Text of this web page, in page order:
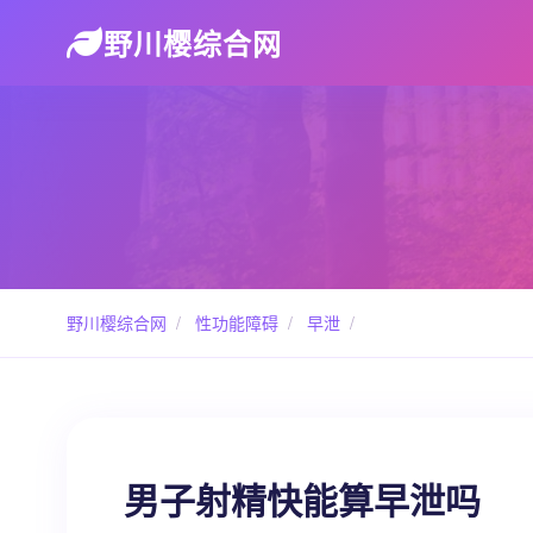
野川樱综合网
野川樱综合网 / 性功能障碍 / 早泄 /
男子射精快能算早泄吗